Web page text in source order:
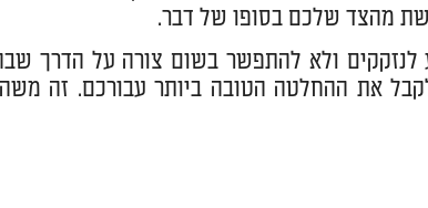
מהצד שלכם בסופו של דבר.
ולא להתפשר בשום צורה על הדרך
את ההחלטה הטובה ביותר עבורכם. זה